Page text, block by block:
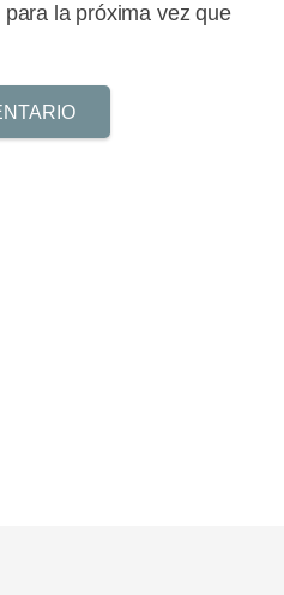
la próxima vez que